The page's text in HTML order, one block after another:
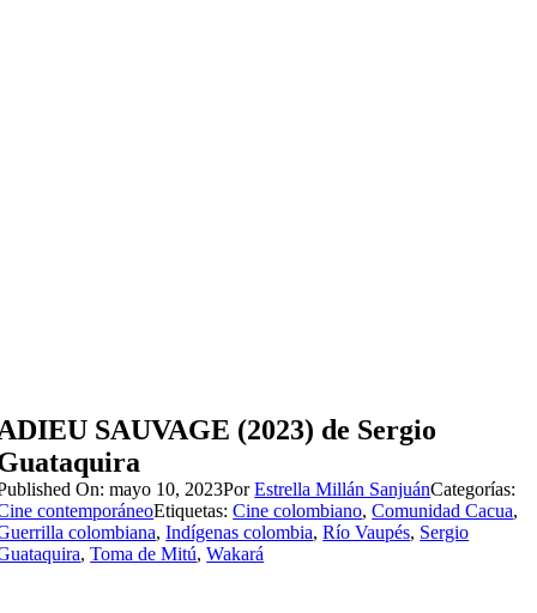
SAUVAGE (2023) de Sergio
On: mayo 10, 2023PorEstrella Millán SanjuánCategorías:
contemporáneoEtiquetas:Cine colombiano,Comunidad Cacua,
colombiana,Indígenas colombia,Río Vaupés, Sergio
,Toma de Mitú,Wakará